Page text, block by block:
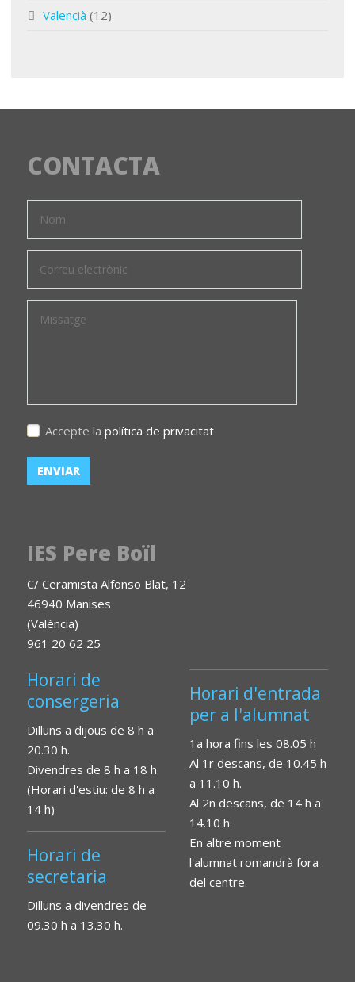
Valencià (12)
CONTACTA
Accepte la política de privacitat
IES Pere Boïl
C/ Ceramista Alfonso Blat, 12
46940 Manises
(València)
961 20 62 25
Horari de
consergeria
Dilluns a dijous de 8 h a
20.30 h.
Divendres de 8 h a 18 h.
(Horari d'estiu: de 8 h a
14 h)
Horari de
secretaria
Dilluns a divendres de
09.30 h a 13.30 h.
Horari d'entrada
per a l'alumnat
1a hora fins les 08.05 h
Al 1r descans, de 10.45 h
a 11.10 h.
Al 2n descans, de 14 h a
14.10 h.
En altre moment
l'alumnat romandrà fora
del centre.